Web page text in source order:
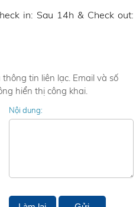
in: Sau 14h & Check out:
tin liên lạc. Email và số
hiển thị công khai.
Nội dung: